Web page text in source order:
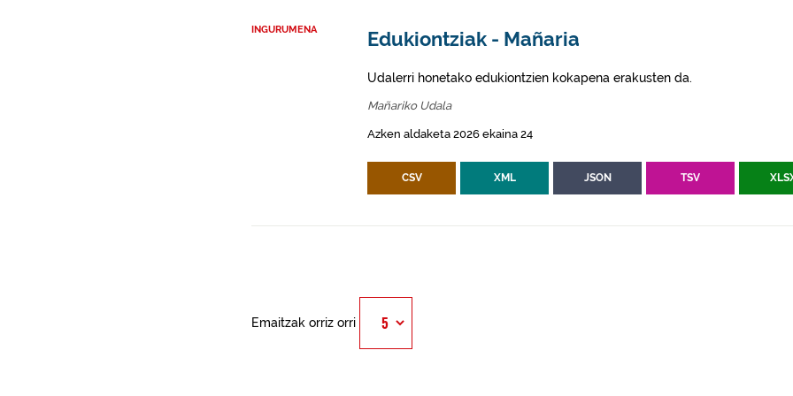
INGURUMENA Edukiontziak - Mañaria
Udalerri honetako edukiontzien kokapena erakusten da.
Mañariko Udala
Azken aldaketa 2026 ekaina 24
CSV XML JSON TSV
Emaitzak orriz orri